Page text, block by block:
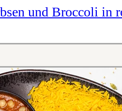
und Broccoli in